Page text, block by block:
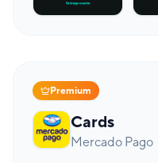
Premium
Cards
Mercado Pago